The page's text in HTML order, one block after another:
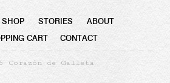
SHOP STORIES
ABOUT
CART
CONTACT
Corazón de Galleta